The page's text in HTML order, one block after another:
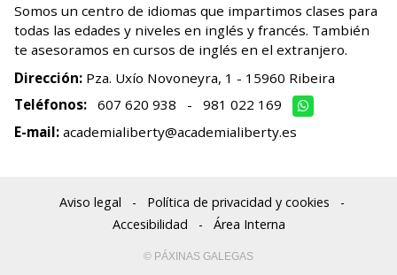
Somos un centro de idiomas que impartimos clases para
todas las edades y niveles en inglés y francés. También
te asesoramos en cursos de inglés en el extranjero.
Dirección: Pza. Uxío Novoneyra, 1 - 15960 Ribeira
Teléfonos: 607 620 938 -
981 022 169
E-mail: academialiberty@academialiberty.es
Aviso legal - Política de privacidad y cookies
-
Accesibilidad
- Área Interna
© PÁXINAS GALEGAS